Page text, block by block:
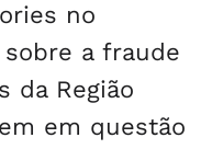
no
a fraude
da Região
em questão